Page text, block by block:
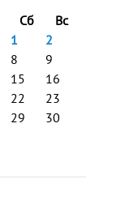
Сб
Вс
1
2
8
9
15
16
22
23
29
30